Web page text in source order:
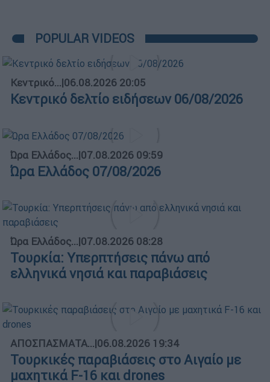
POPULAR VIDEOS
Κεντρικό...|06.08.2026 20:05
Κεντρικό δελτίο ειδήσεων 06/08/2026
Ώρα Ελλάδος...|07.08.2026 09:59
Ώρα Ελλάδος 07/08/2026
Ώρα Ελλάδος...|07.08.2026 08:28
Τουρκία: Υπερπτήσεις πάνω από
ελληνικά νησιά και παραβιάσεις
ΑΠΟΣΠΑΣΜΑΤΑ...|06.08.2026 19:34
Τουρκικές παραβιάσεις στο Αιγαίο με
μαχητικά F-16 και drones